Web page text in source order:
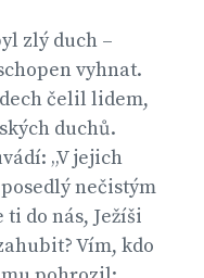
zlý duch –
vyhnat.
čelil lidem,
duchů.
„V jejich
nečistým
ti do nás, Ježíši
Vím, kdo